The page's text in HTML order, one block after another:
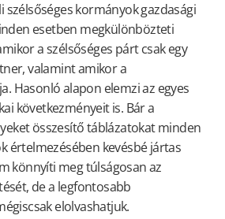
kormányok gazdasági
esetben megkülönbözteti
a szélsőséges párt csak egy
valamint amikor a
Hasonló alapon elemzi az egyes
következményeit is. Bár a
összesítő táblázatokat minden
értelmezésében kevésbé jártas
könnyíti meg túlságosan az
de a legfontosabb
elolvashatjuk.